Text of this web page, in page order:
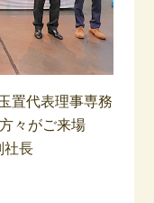
置代表理事専務
々がご来場
社長